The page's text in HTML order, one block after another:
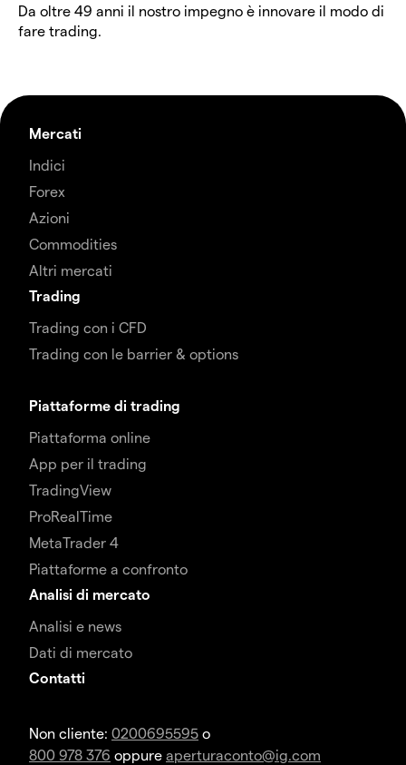
Da oltre 49 anni il nostro impegno è innovare il modo di
fare trading.
Mercati
Indici
Forex
Azioni
Commodities
Altri mercati
Trading
Trading con i CFD
Trading con le barrier & options
Piattaforme di trading
Piattaforma online
App per il trading
TradingView
ProRealTime
MetaTrader 4
Piattaforme a confronto
Analisi di mercato
Analisi e news
Dati di mercato
Contatti
Non cliente: 0200695595 o
800 978 376 oppure aperturaconto@ig.com